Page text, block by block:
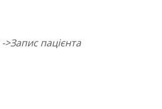
->Запис пацієнта